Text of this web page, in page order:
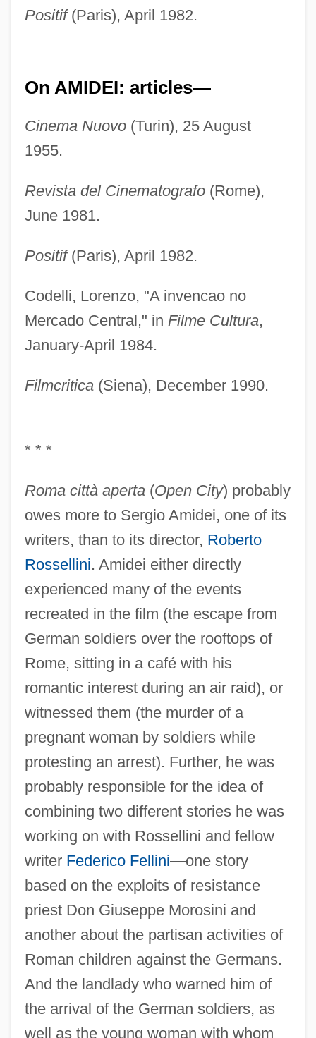
Positif(Paris), April 1982.
On AMIDEI: articles—
Cinema Nuovo(Turin), 25 August
1955.
Revista del Cinematografo(Rome),
June 1981.
Positif(Paris), April 1982.
Codelli, Lorenzo, "A invencao no
Mercado Central," in Filme Cultura,
January-April 1984.
Filmcritica(Siena), December 1990.
* * *
Roma città aperta(Open City) probably
owes more to Sergio Amidei, one of its
writers, than to its director, Roberto
Rossellini. Amidei either directly
experienced many of the events
recreated in the film (the escape from
German soldiers over the rooftops of
Rome, sitting in a café with his
romantic interest during an air raid), or
witnessed them (the murder of a
pregnant woman by soldiers while
protesting an arrest). Further, he was
probably responsible for the idea of
combining two different stories he was
working on with Rossellini and fellow
writer Federico Fellini—one story
based on the exploits of resistance
priest Don Giuseppe Morosini and
another about the partisan activities of
Roman children against the Germans.
And the landlady who warned him of
the arrival of the German soldiers, as
well as the young woman with whom